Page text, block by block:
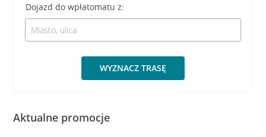
Dojazd do wpłatomatu z:
WYZNACZ TRASĘ
Aktualne promocje